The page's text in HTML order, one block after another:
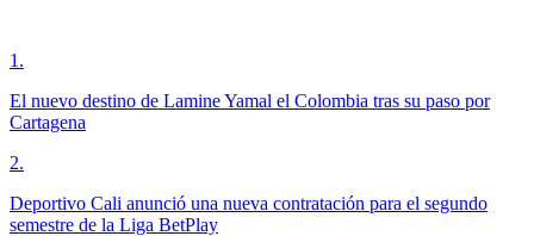
1 .
El nuevo destino de Lamine Yamal el Colombia tras su paso por
Cartagena
2.
Deportivo Cali anunció una nueva contratación para el segundo
semestre de la Liga BetPlay